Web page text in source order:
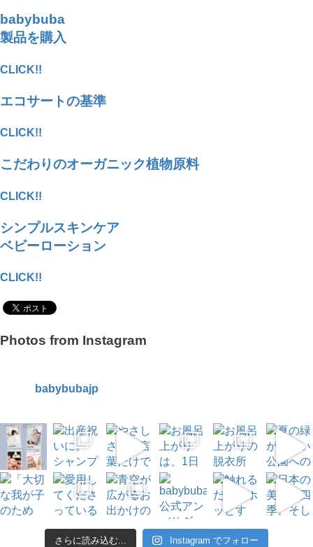
babybuba
製品を購入
CLICK!!
エコサートの基準
CLICK!!
こだわりのオーガニック植物原料
CLICK!!
シンプルスキンケア
ベビーローション
CLICK!!
Photos from Instagram
babybubajp
さらに読み込む... Instagram でフォロー